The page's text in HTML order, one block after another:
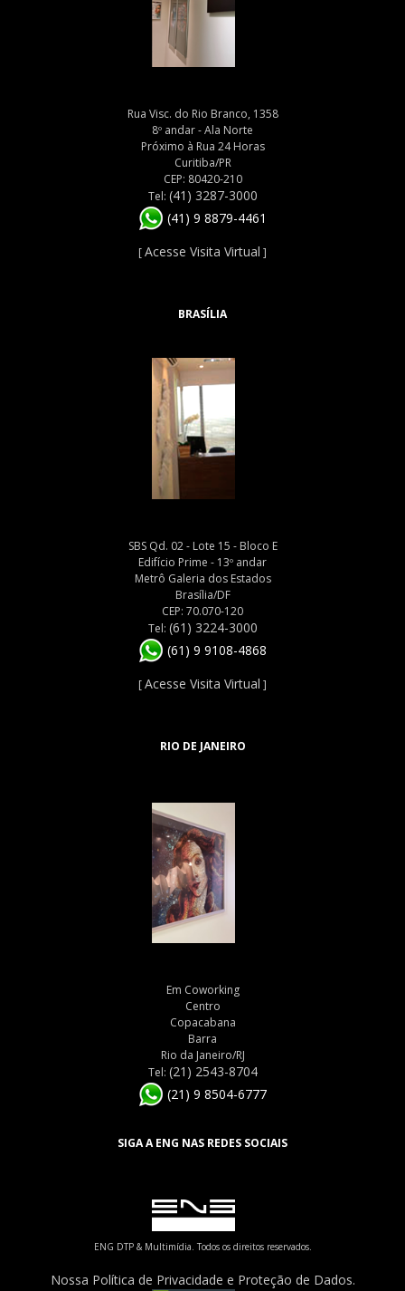
Rua Visc. do Rio Branco, 1358
8º andar - Ala Norte
Próximo à Rua 24 Horas
Curitiba/PR
CEP: 80420-210
Tel: (41) 3287-3000
(41) 9 8879-4461
[Acesse Visita Virtual ]
BRASÍLIA
SBS Qd. 02 - Lote 15 - Bloco E
Edifício Prime - 13º andar
Metrô Galeria dos Estados
Brasília/DF
CEP: 70.070-120
Tel: (61) 3224-3000
(61) 9 9108-4868
[Acesse Visita Virtual ]
RIO DE JANEIRO
Em Coworking
Centro
Copacabana
Barra
Rio da Janeiro/RJ
Tel: (21) 2543-8704
(21) 9 8504-6777
SIGA A ENG NAS REDES SOCIAIS
ENG DTP & Multimídia. Todos os direitos reservados.
Nossa Política de Privacidade e Proteção de Dados.